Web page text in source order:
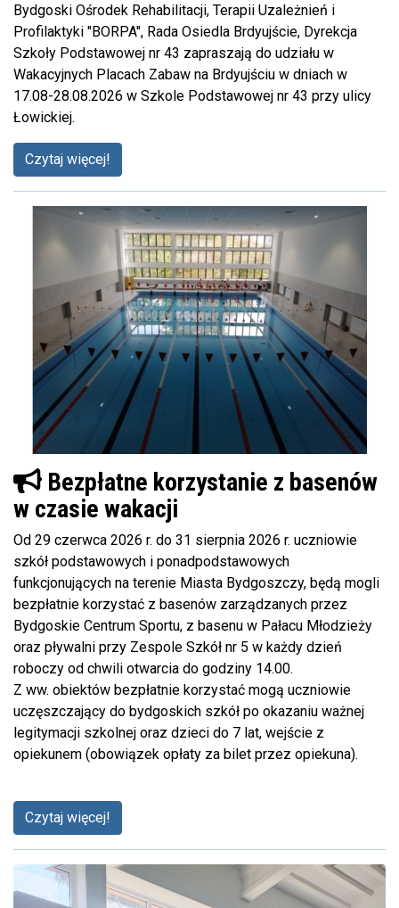
Bydgoski Ośrodek Rehabilitacji, Terapii Uzależnień i
Profilaktyki "BORPA", Rada Osiedla Brdyujście, Dyrekcja
Szkoły Podstawowej nr 43 zapraszają do udziału w
Wakacyjnych Placach Zabaw na Brdyujściu w dniach w
17.08-28.08.2026 w Szkole Podstawowej nr 43 przy ulicy
Łowickiej.
Czytaj więcej!
Bezpłatne korzystanie z basenów
w czasie wakacji
Od 29 czerwca 2026 r. do 31 sierpnia 2026 r. uczniowie
szkół podstawowych i ponadpodstawowych
funkcjonujących na terenie Miasta Bydgoszczy, będą mogli
bezpłatnie korzystać z basenów zarządzanych przez
Bydgoskie Centrum Sportu, z basenu w Pałacu Młodzieży
oraz pływalni przy Zespole Szkół nr 5 w każdy dzień
roboczy od chwili otwarcia do godziny 14.00.
Z ww. obiektów bezpłatnie korzystać mogą uczniowie
uczęszczający do bydgoskich szkół po okazaniu ważnej
legitymacji szkolnej oraz dzieci do 7 lat, wejście z
opiekunem (obowiązek opłaty za bilet przez opiekuna).
Czytaj więcej!